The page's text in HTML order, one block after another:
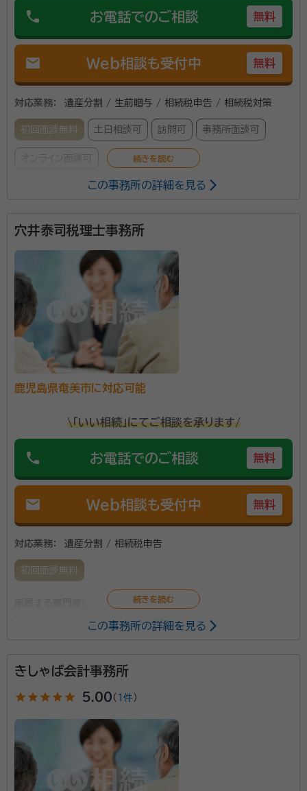
phone お電話でのご相談 無料
mail Web相談も受付中 無料
対応業務： 遺産分割 / 生前贈与 / 相続税申告 / 相続税対策
初回面談無料 土日相談可 訪問可 事務所面談可
オンライン面談可
6,072件。2013年から累計で26,000件以上の相続
税申告をお手伝いしています。 初めての相続で不安を
感じている方でも安心して相談できるよう、親身なサポ
ートを心がけ、一人ひとり適切なサービスを提供するた
めに、小さなお悩みやご事情まできめ細かく配慮してい
ます。
この事務所の詳細を見る
穴井泰司税理士事務所
鹿児島県奄美市に対応可能
\「いい相続」にてご相談を承ります/
phone お電話でのご相談 無料
mail Web相談も受付中 無料
対応業務： 遺産分割 / 相続税申告
初回面談無料
穴井泰司（あないたいじ） 税理士
この事務所の詳細を見る
きしゃば会計事務所
star star star star star 5.00 （ 1件 ）